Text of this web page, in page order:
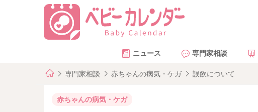
ニュース 専門家相談
専門家相談 赤ちゃんの病気・ケガ 誤飲について
赤ちゃんの病気・ケガ